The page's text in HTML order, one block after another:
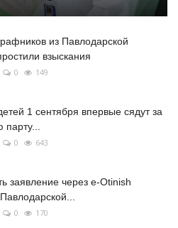
из Павлодарской
взыскания
0 149
1 сентября впервые сядут за
0 643
заявление через e-Otinish
0 170